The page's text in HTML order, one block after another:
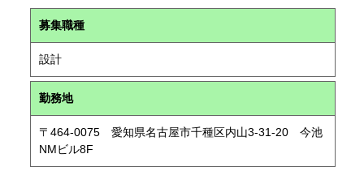
募集職種
設計
勤務地
〒464-0075 愛知県名古屋市千種区内山3-31-20 今池
NMビル8F